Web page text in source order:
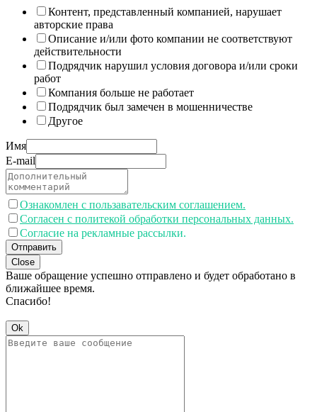
Контент, представленный компанией, нарушает
авторские права
Описание и/или фото компании не соответствуют
действительности
Подрядчик нарушил условия договора и/или сроки
работ
Компания больше не работает
Подрядчик был замечен в мошенничестве
Другое
Имя
E-mail
Ознакомлен с пользавательским соглашением.
Согласен с политекой обработки персональных данных.
Согласие на рекламные рассылки.
Отправить
Close
Ваше обращение успешно отправлено и будет обработано в
ближайшее время.
Спасибо!
Ok